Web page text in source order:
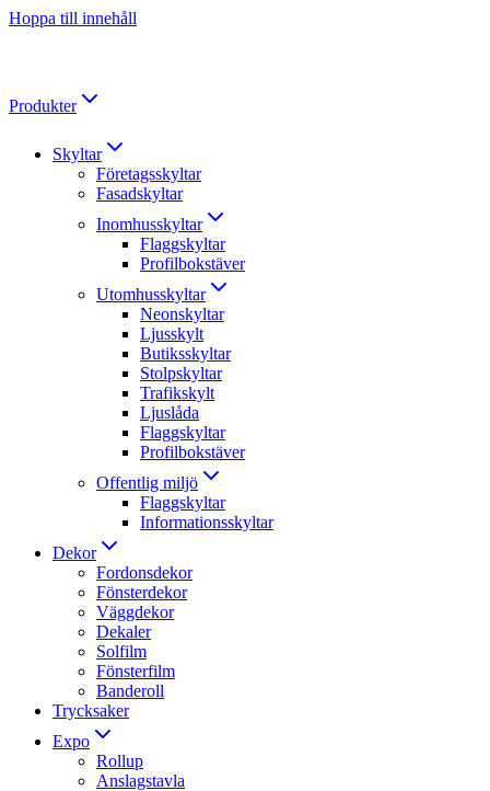
Hoppa till innehåll
Produkter
Skyltar
Företagsskyltar
Fasadskyltar
Inomhusskyltar
Flaggskyltar
Profilbokstäver
Utomhusskyltar
Neonskyltar
Ljusskylt
Butiksskyltar
Stolpskyltar
Trafikskylt
Ljuslåda
Flaggskyltar
Profilbokstäver
Offentlig miljö
Flaggskyltar
Informationsskyltar
Dekor
Fordonsdekor
Fönsterdekor
Väggdekor
Dekaler
Solfilm
Fönsterfilm
Banderoll
Trycksaker
Expo
Rollup
Anslagstavla